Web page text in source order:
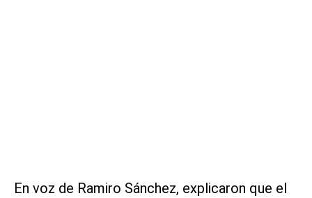
En voz de Ramiro Sánchez, explicaron que el